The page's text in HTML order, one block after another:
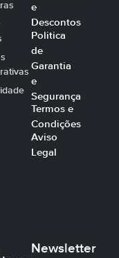
e
Descontos
Politica
de
Garantia
e
Segurança
Termos e
Condições
Aviso
Legal
Newsletter